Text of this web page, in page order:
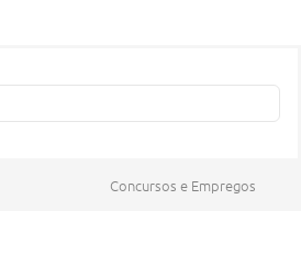
Concursos e Empregos